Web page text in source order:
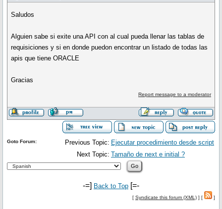
Saludos
Alguien sabe si exite una API con al cual pueda llenar las tablas de
requisiciones y si en donde puedon encontrar un listado de todas las
apis que tiene ORACLE
Gracias
Report message to a moderator
Previous Topic: Ejecutar procedimiento desde script
Next Topic: Tamaño de next e initial ?
Goto Forum:
-=] Back to Top [=-
[ Syndicate this forum (XML) ] [ ]